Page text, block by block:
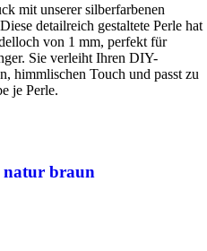
mit unserer silberfarbenen
detailreich gestaltete Perle hat
von 1 mm, perfekt für
Sie verleiht Ihren DIY-
himmlischen Touch und passt zu
je Perle.
natur braun